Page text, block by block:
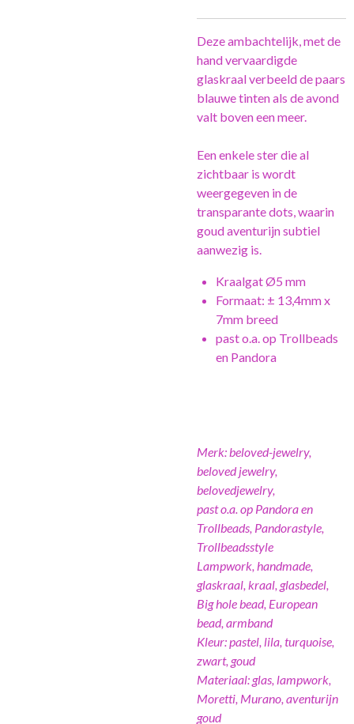
Deze ambachtelijk, met de
hand vervaardigde
glaskraal verbeeld de paars
blauwe tinten als de avond
valt boven een meer.
Een enkele ster die al
zichtbaar is wordt
weergegeven in de
transparante dots, waarin
goud aventurijn subtiel
aanwezig is.
Kraalgat Ø5 mm
Formaat: ± 13,4mm x
7mm breed
past o.a. op Trollbeads
en Pandora
Merk: beloved-jewelry,
beloved jewelry,
belovedjewelry,
past o.a. op Pandora en
Trollbeads, Pandorastyle,
Trollbeadsstyle
Lampwork, handmade,
glaskraal, kraal, glasbedel,
Big hole bead, European
bead, armband
Kleur: pastel, lila, turquoise,
zwart, goud
Materiaal: glas, lampwork,
Moretti, Murano, aventurijn
goud